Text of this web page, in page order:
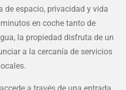
de espacio, privacidad y vida
en coche tanto de
la propiedad disfruta de un
a la cercanía de servicios